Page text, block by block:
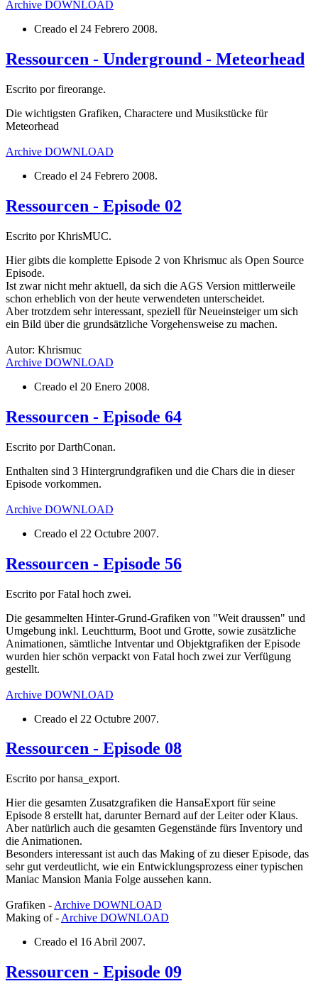
Archive DOWNLOAD
Creado el 24 Febrero 2008.
Ressourcen - Underground - Meteorhead
Escrito por fireorange.
Die wichtigsten Grafiken, Charactere und Musikstücke für
Meteorhead
Archive DOWNLOAD
Creado el 24 Febrero 2008.
Ressourcen - Episode 02
Escrito por KhrisMUC.
Hier gibts die komplette Episode 2 von Khrismuc als Open Source
Episode.
Ist zwar nicht mehr aktuell, da sich die AGS Version mittlerweile
schon erheblich von der heute verwendeten unterscheidet.
Aber trotzdem sehr interessant, speziell für Neueinsteiger um sich
ein Bild über die grundsätzliche Vorgehensweise zu machen.
Autor: Khrismuc
Archive DOWNLOAD
Creado el 20 Enero 2008.
Ressourcen - Episode 64
Escrito por DarthConan.
Enthalten sind 3 Hintergrundgrafiken und die Chars die in dieser
Episode vorkommen.
Archive DOWNLOAD
Creado el 22 Octubre 2007.
Ressourcen - Episode 56
Escrito por Fatal hoch zwei.
Die gesammelten Hinter-Grund-Grafiken von "Weit draussen" und
Umgebung inkl. Leuchtturm, Boot und Grotte, sowie zusätzliche
Animationen, sämtliche Intventar und Objektgrafiken der Episode
wurden hier schön verpackt von Fatal hoch zwei zur Verfügung
gestellt.
Archive DOWNLOAD
Creado el 22 Octubre 2007.
Ressourcen - Episode 08
Escrito por hansa_export.
Hier die gesamten Zusatzgrafiken die HansaExport für seine
Episode 8 erstellt hat, darunter Bernard auf der Leiter oder Klaus.
Aber natürlich auch die gesamten Gegenstände fürs Inventory und
die Animationen.
Besonders interessant ist auch das Making of zu dieser Episode, das
sehr gut verdeutlicht, wie ein Entwicklungsprozess einer typischen
Maniac Mansion Mania Folge aussehen kann.
Grafiken - Archive DOWNLOAD
Making of - Archive DOWNLOAD
Creado el 16 Abril 2007.
Ressourcen - Episode 09